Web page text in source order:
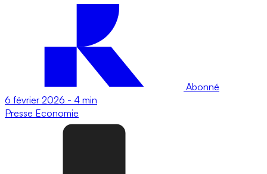
Abonné
6 février 2026 - 4 min
Presse Economie